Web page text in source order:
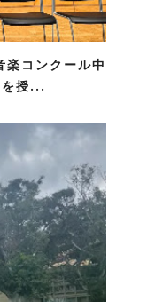
楽コンクール中
授...